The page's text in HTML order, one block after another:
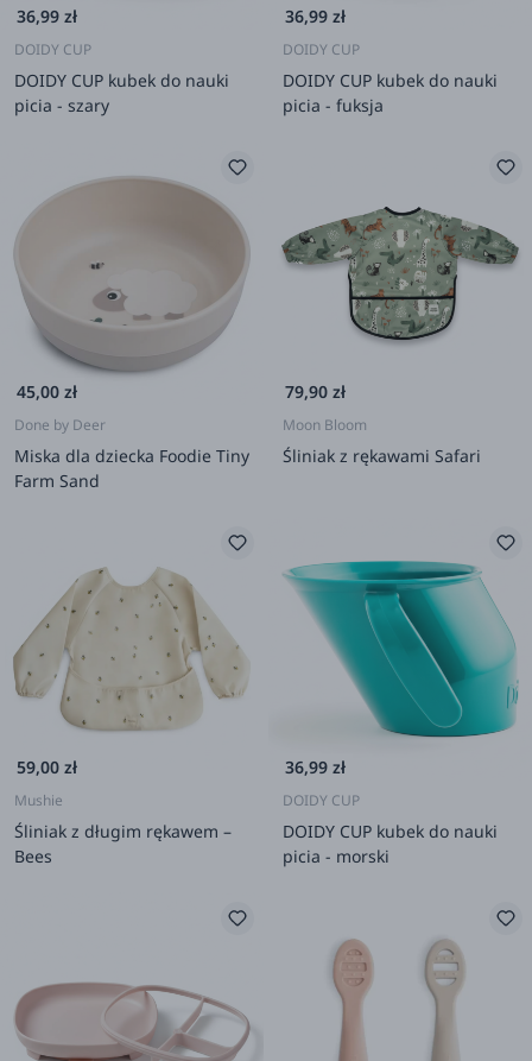
36,99 zł
DOIDY CUP
DOIDY CUP kubek do nauki
picia - szary
36,99 zł
DOIDY CUP
DOIDY CUP kubek do nauki
picia - fuksja
45,00 zł
Done by Deer
Miska dla dziecka Foodie Tiny
Farm Sand
79,90 zł
Moon Bloom
Śliniak z rękawami Safari
59,00 zł
Mushie
Śliniak z długim rękawem –
Bees
36,99 zł
DOIDY CUP
DOIDY CUP kubek do nauki
picia - morski